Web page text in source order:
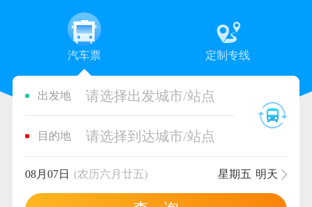
汽车票 定制专线
出发地 请选择出发城市/站点
目的地 请选择到达城市/站点
08月07日 (农历六月廿五) 星期五 明天